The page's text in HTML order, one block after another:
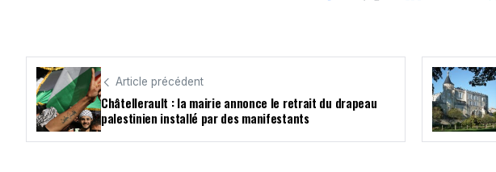
Article précédent
Châtellerault : la mairie annonce le retrait du drapeau
palestinien installé par des manifestants